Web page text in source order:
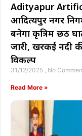
Adityapur
आदित्यपुर नगर
बनेगा कृत्रिम छठ
जारी, खरकई नदी
विकल्प
31/12/2025 No
Read More »